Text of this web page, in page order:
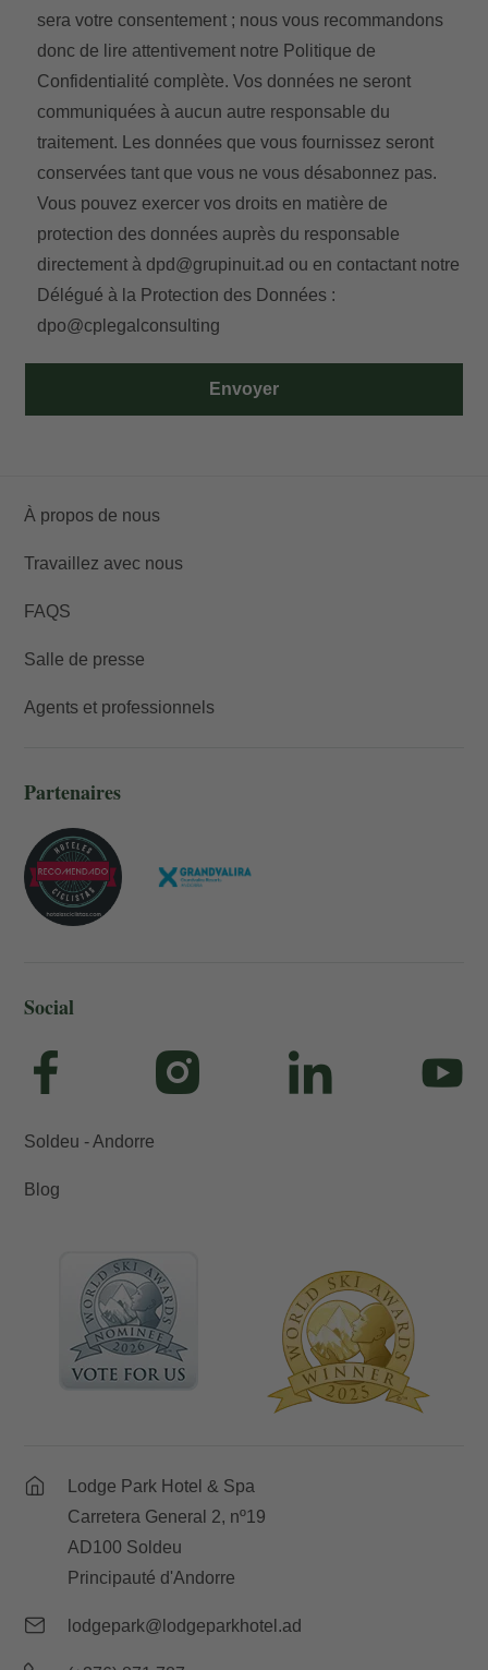
Envoyer
sera votre consentement ; nous vous recommandons
donc de lire attentivement notre Politique de
Confidentialité complète. Vos données ne seront
communiquées à aucun autre responsable du
traitement. Les données que vous fournissez seront
conservées tant que vous ne vous désabonnez pas.
Vous pouvez exercer vos droits en matière de
protection des données auprès du responsable
directement àdpd@grupinuit.ad ou en contactant notre
Délégué à la Protection des Données :
dpo@cplegalconsulting
À propos de nous
Travaillez avec nous
FAQS
Salle de presse
Agents et professionnels
Partenaires
Social
Soldeu - Andorre
Blog
Lodge Park Hotel & Spa
Carretera General 2, nº19
AD100 Soldeu
Principauté d'Andorre
lodgepark@lodgeparkhotel.ad